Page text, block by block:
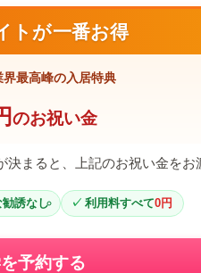
トが一番お得
最高峰の入居特典
のお祝い金
決まると、上記のお祝い金をお
勧誘なし 利用料すべて0円
予約する